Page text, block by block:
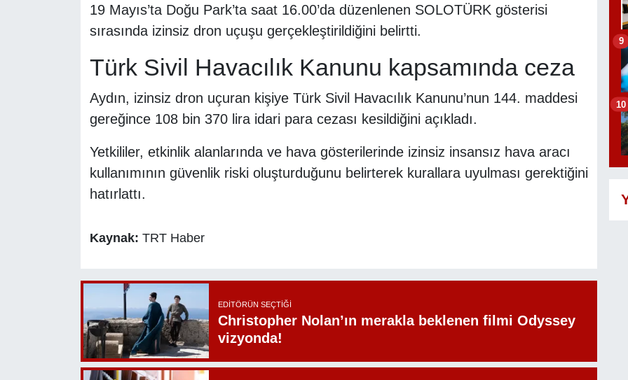
19 Mayıs’ta Doğu Park’ta saat 16.00’da düzenlenen SOLOTÜRK gösterisi
sırasında izinsiz dron uçuşu gerçekleştirildiğini belirtti.
Türk Sivil Havacılık Kanunu kapsamında ceza
Aydın, izinsiz dron uçuran kişiye Türk Sivil Havacılık Kanunu’nun 144. maddesi
gereğince 108 bin 370 lira idari para cezası kesildiğini açıkladı.
Yetkililer, etkinlik alanlarında ve hava gösterilerinde izinsiz insansız hava aracı
kullanımının güvenlik riski oluşturduğunu belirterek kurallara uyulması gerektiğini
hatırlattı.
Kaynak: TRT Haber
EDITÖRÜN SEÇTIĞI
Christopher Nolan’ın merakla beklenen filmi Odyssey
vizyonda!
9
10